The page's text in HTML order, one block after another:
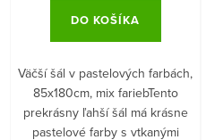
DO KOŠÍKA
Väčší šál v pastelových farbách,
85x180cm, mix fariebTento
prekrásny ľahší šál má krásne
pastelové farby s vtkanými